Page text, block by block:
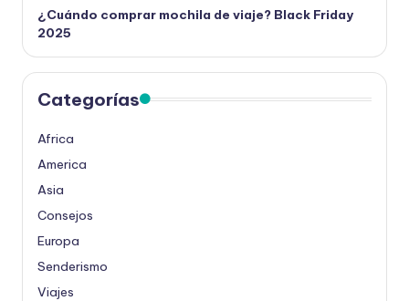
¿Cuándo comprar mochila de viaje? Black Friday
2025
Categorías
Africa
America
Asia
Consejos
Europa
Senderismo
Viajes